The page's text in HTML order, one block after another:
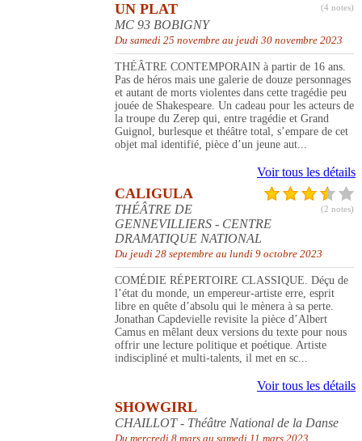
(4 notes)
UN PLAT
MC 93 BOBIGNY
Du samedi 25 novembre au jeudi 30 novembre 2023
THÉÂTRE CONTEMPORAIN à partir de 16 ans.
Pas de héros mais une galerie de douze personnages
et autant de morts violentes dans cette tragédie peu
jouée de Shakespeare. Un cadeau pour les acteurs de
la troupe du Zerep qui, entre tragédie et Grand
Guignol, burlesque et théâtre total, s’empare de cet
objet mal identifié, pièce d’un jeune aut...
Voir tous les détails
(2 notes)
CALIGULA
THÉÂTRE DE
GENNEVILLIERS - CENTRE
DRAMATIQUE NATIONAL
Du jeudi 28 septembre au lundi 9 octobre 2023
COMÉDIE RÉPERTOIRE CLASSIQUE. Déçu de
l’état du monde, un empereur-artiste erre, esprit
libre en quête d’absolu qui le mènera à sa perte.
Jonathan Capdevielle revisite la pièce d’Albert
Camus en mêlant deux versions du texte pour nous
offrir une lecture politique et poétique. Artiste
indiscipliné et multi-talents, il met en sc...
Voir tous les détails
SHOWGIRL
CHAILLOT - Théâtre National de la Danse
Du mercredi 8 mars au samedi 11 mars 2023